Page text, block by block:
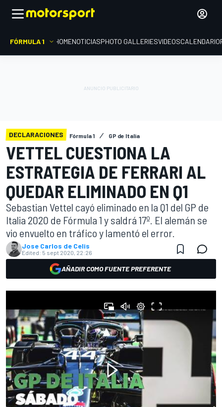
FÓRMULA 1 HOMENOTICIASPHOTO GALLERIESVIDEOSCALENDARIO
DECLARACIONES Fórmula 1 GP de Italia
VETTEL CUESTIONA LA
ESTRATEGIA DE FERRARI AL
QUEDAR ELIMINADO EN Q1
Sebastian Vettel cayó eliminado en la Q1 del GP de
Italia 2020 de Fórmula 1 y saldrá 17º. El alemán se
vio envuelto en tráfico y lamentó el error.
Jose Carlos de Celis
Edited: 5 sept 2020, 22:26
AÑADIR COMO FUENTE PREFERENTE